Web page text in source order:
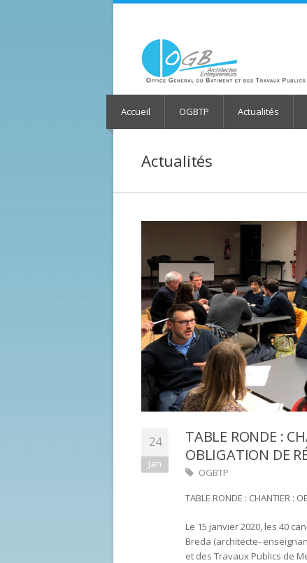
Accueil OGBTP Actualités
Actualités
24
Jan
TABLE RONDE :
OBLIGATION DE
OGBTP
TABLE RONDE : CHANTIER :
Le 15 janvier 2020, les 40
Breda (architecte-
et des Travaux Publics de